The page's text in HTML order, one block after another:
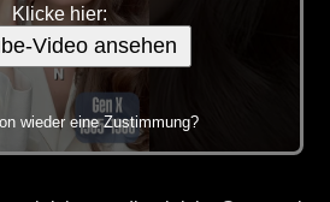
Klicke hier:
Video ansehen
wieder eine Zustimmung?